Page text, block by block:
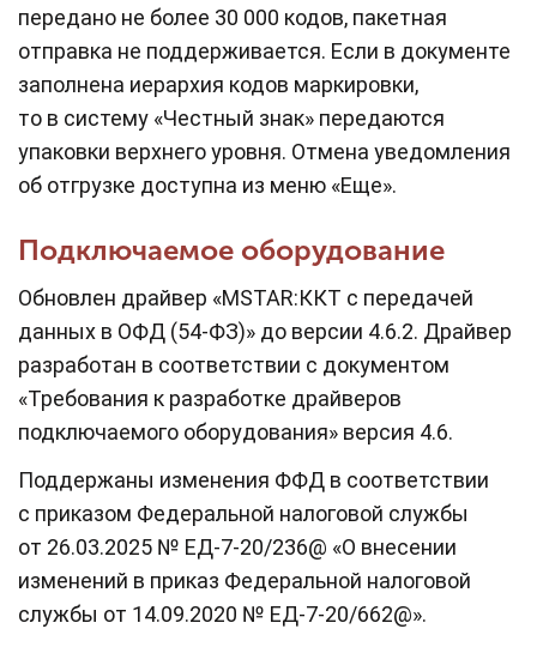
передано не более 30 000 кодов, пакетная
отправка не поддерживается. Если в документе
заполнена иерархия кодов маркировки,
то в систему «Честный знак» передаются
упаковки верхнего уровня. Отмена уведомления
об отгрузке доступна из меню «Еще».
Подключаемое оборудование
Обновлен драйвер «MSTAR:ККТ с передачей
данных в ОФД (54-ФЗ)» до версии 4.6.2. Драйвер
разработан в соответствии с документом
«Требования к разработке драйверов
подключаемого оборудования» версия 4.6.
Поддержаны изменения ФФД в соответствии
с приказом Федеральной налоговой службы
от 26.03.2025 № ЕД-7-20/236@ «О внесении
изменений в приказ Федеральной налоговой
службы от 14.09.2020 № ЕД-7-20/662@».